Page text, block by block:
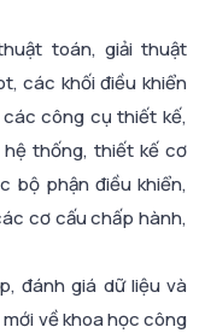
toán, giải thuật
các khối điều khiển
công cụ thiết kế,
thống, thiết kế cơ
bộ phận điều khiển,
cơ cấu chấp hành,
đánh giá dữ liệu và
về khoa học công